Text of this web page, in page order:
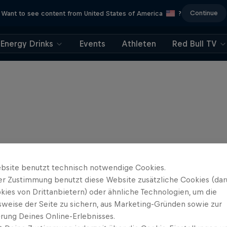
Want to see content from United States of America ? Continue
Energy Drinks Events Athleten Red Bull TV
benutzt technisch notwendige Cookies.
Zustimmung benutzt diese Website zusätzliche Cookies
von Drittanbietern) oder ähnliche Technologien, um die
der Seite zu sichern, aus Marketing-Gründen sowie zur
Deines Online-Erlebnisses.